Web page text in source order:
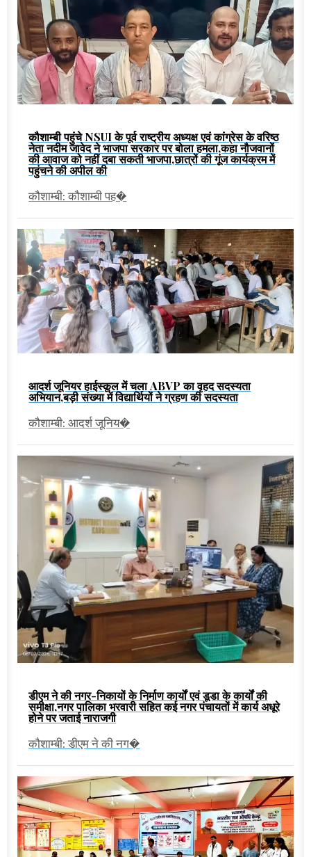
कौशाम्बी पहुंचे NSUI के पूर्व राष्ट्रीय अध्यक्ष एवं कांग्रेस के वरिष्ठ
नेता नदीम जावेद ने भाजपा सरकार पर बोला हमला,कहा नौजवानों
की आवाज को नहीं दबा सकती भाजपा,छात्रों की गूंज कार्यक्रम में
पहुंचने की अपील की
कौशाम्बी: कौशाम्बी पह�
आदर्श जूनियर हाईस्कूल में चला ABVP का वृहद सदस्यता
अभियान,बड़ी संख्या में विद्यार्थियों ने ग्रहण की सदस्यता
कौशाम्बी: आदर्श जूनिय�
डीएम ने की नगर-निकायों के निर्माण कार्यों एवं डूडा के कार्यों की
समीक्षा,नगर पालिका भरवारी सहित कई नगर पंचायतों में कार्य अधूरे
होने पर जताई नाराजगी
कौशाम्बी: डीएम ने की नग�